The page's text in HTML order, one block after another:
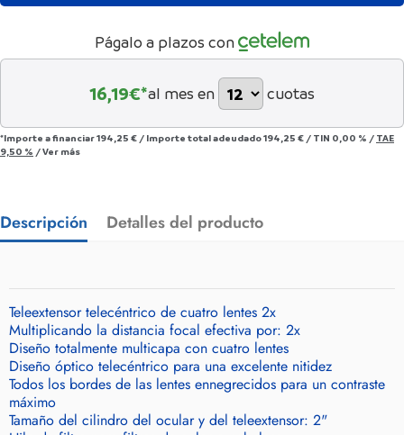
Págalo a plazos con
16,19€*al mes en cuotas
*Importe a financiar194,25 € / Importe total adeudado194,25 € / TIN 0,00 % / TAE
9,50 % /Ver más
Descripción Detalles del producto
Teleextensor telecéntrico de cuatro lentes 2x
Multiplicando la distancia focal efectiva por: 2x
Diseño totalmente multicapa con cuatro lentes
Diseño óptico telecéntrico para una excelente nitidez
Todos los bordes de las lentes ennegrecidos para un contraste
máximo
Tamaño del cilindro del ocular y del teleextensor: 2"